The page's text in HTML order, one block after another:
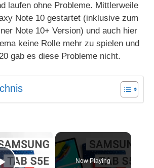
laufen ohne Probleme. Mittlerweile
Note 10 gestartet (inklusive zum
Note 10+ Version) und auch hier
keine Rolle mehr zu spielen und
gab es diese Probleme nicht.
Now Playing